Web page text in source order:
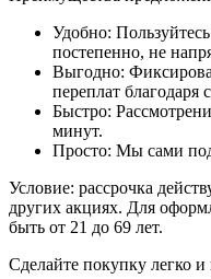
Удобно:
постепенно, не
Выгодно:
переплат благодаря
Быстро:
минут.
Просто: Мы сами
Условие: рассрочка
других акциях. Для
быть от 21 до 69 лет.
Сделайте покупку легко